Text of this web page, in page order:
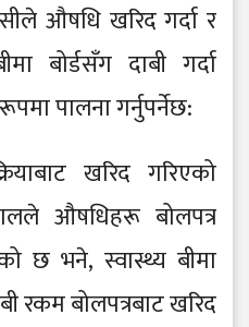
औषधि खरिद गर्दा र
बोर्डसँग दाबी गर्दा
पालना गर्नुपर्नेछ:
खरिद गरिएको
औषधिहरू बोलपत्र
छ भने, स्वास्थ्य बीमा
रकम बोलपत्रबाट खरिद